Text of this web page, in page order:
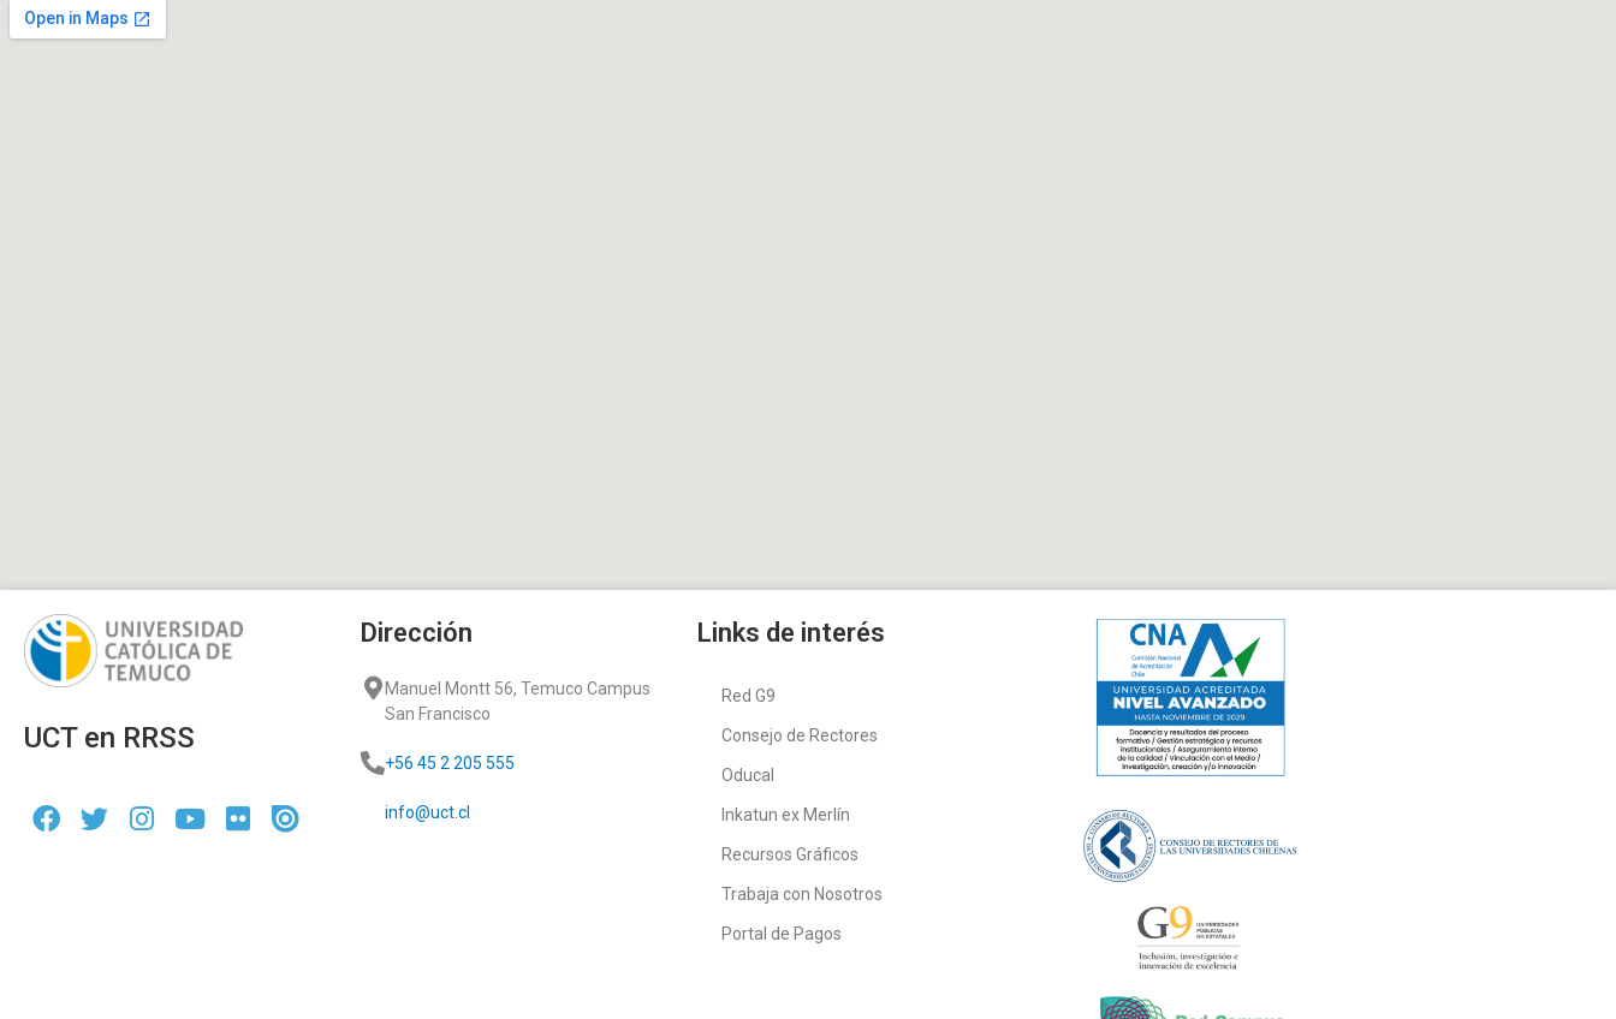
UCT en RRSS
Dirección
Manuel Montt 56, Temuco Campus
San Francisco
+56 45 2 205 555
info@uct.cl
Links de interés
Red G9
Consejo de Rectores
Oducal
Inkatun ex Merlín
Recursos Gráficos
Trabaja con Nosotros
Portal de Pagos